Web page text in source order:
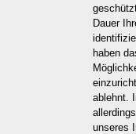
Dauer
haben
ablehnt.
unseres